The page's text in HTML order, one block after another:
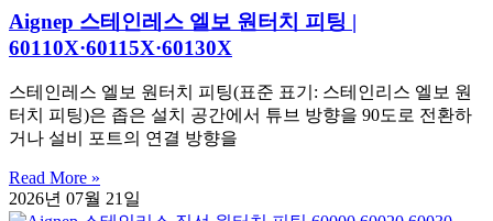
Aignep 스테인레스 엘보 원터치 피팅 |
60110X·60115X·60130X
스테인레스 엘보 원터치 피팅(표준 표기: 스테인리스 엘보 원
터치 피팅)은 좁은 설치 공간에서 튜브 방향을 90도로 전환하
거나 설비 포트의 연결 방향을
Read More »
2026년 07월 21일